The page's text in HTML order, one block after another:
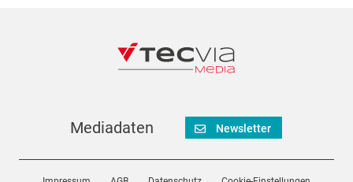
Mediadaten Newsletter